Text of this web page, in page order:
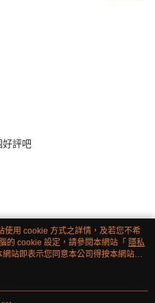
好評吧
使用 cookie 方式之詳情，及若您不希
的 cookie 設定，請參閱本網站「 隱私
站即表示您同意本公司得按本網站使